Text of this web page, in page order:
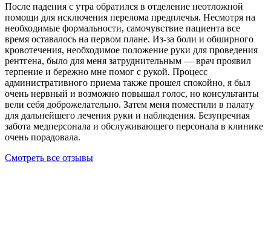
После падения с утра обратился в отделение неотложной
помощи для исключения перелома предплечья. Несмотря на
необходимые формальности, самочувствие пациента все
время оставалось на первом плане. Из-за боли и обширного
кровотечения, необходимое положение руки для проведения
рентгена, было для меня затруднительным — врач проявил
терпение и бережно мне помог с рукой. Процесс
административного приема также прошел спокойно, я был
очень нервный и возможно повышал голос, но консультанты
вели себя доброжелательно. Затем меня поместили в палату
для дальнейшего лечения руки и наблюдения. Безупречная
забота медперсонала и обслуживающего персонала в клинике
очень порадовала.
Смотреть все отзывы